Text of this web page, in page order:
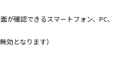
確認できるスマートフォン、PC
効となります）